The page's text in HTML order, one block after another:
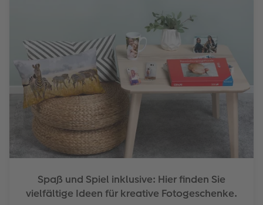
Spaß und Spiel inklusive: Hier finden Sie
vielfältige Ideen für kreative Fotogeschenke.